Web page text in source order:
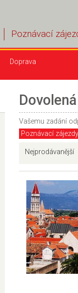
Poznávací
Doprava
Vašemu zadání
Poznávací zájezdy
Nejprodávanější